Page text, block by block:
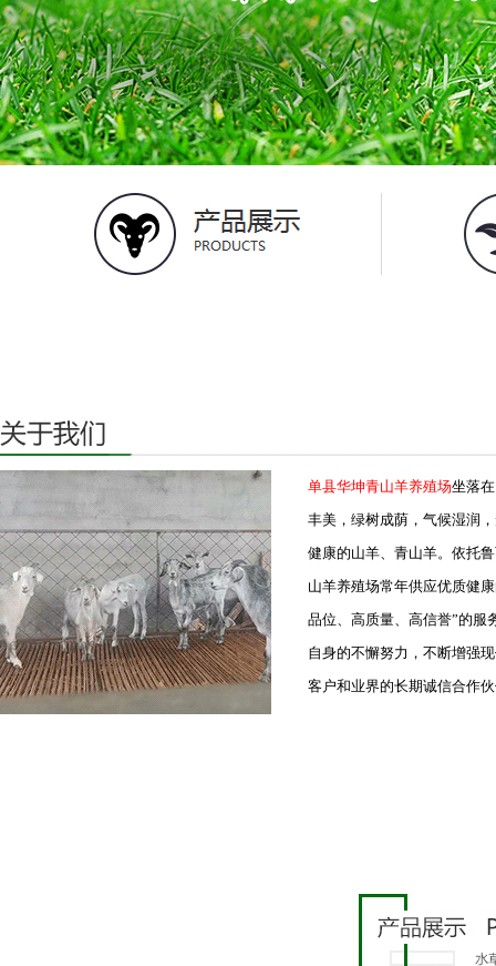
单县华坤青山羊养殖场坐落
丰美，绿树成荫，气候湿润
健康的山羊、青山羊。依托
山羊养殖场常年供应优质健
品位、高质量、高信誉”的服
自身的不懈努力，不断增强
客户和业界的长期诚信合作伙